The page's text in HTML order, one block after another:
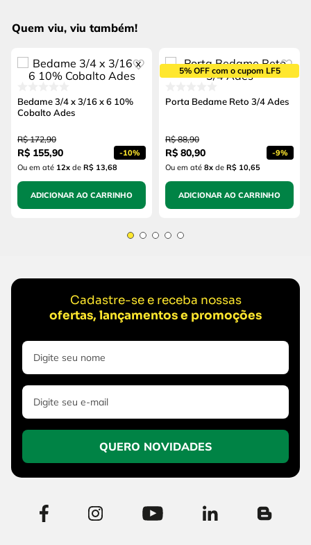
Quem viu, viu também!
Bedame 3/4 x 3/16 x 6 10%
Cobalto Ades
R$ 172,90
R$ 155,90 -10%
Ou em até 12x de R$ 13,68
ADICIONAR AO CARRINHO
5% OFF com o cupom LF5
Porta Bedame Reto 3/4 Ades
R$ 88,90
R$ 80,90 -9%
Ou em até 8x de R$ 10,65
ADICIONAR AO CARRINHO
Cadastre-se e receba nossas
ofertas, lançamentos e promoções
QUERO NOVIDADES